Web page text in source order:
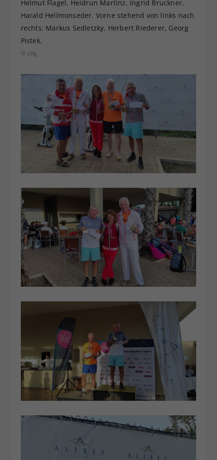
Helmut Flagel, Heidrun Martinz, Ingrid Bruckner,
Harald Hellmonseder. Vorne stehend von links nach
rechts: Markus Sedletzky, Herbert Riederer, Georg
Pistek.
© zVg